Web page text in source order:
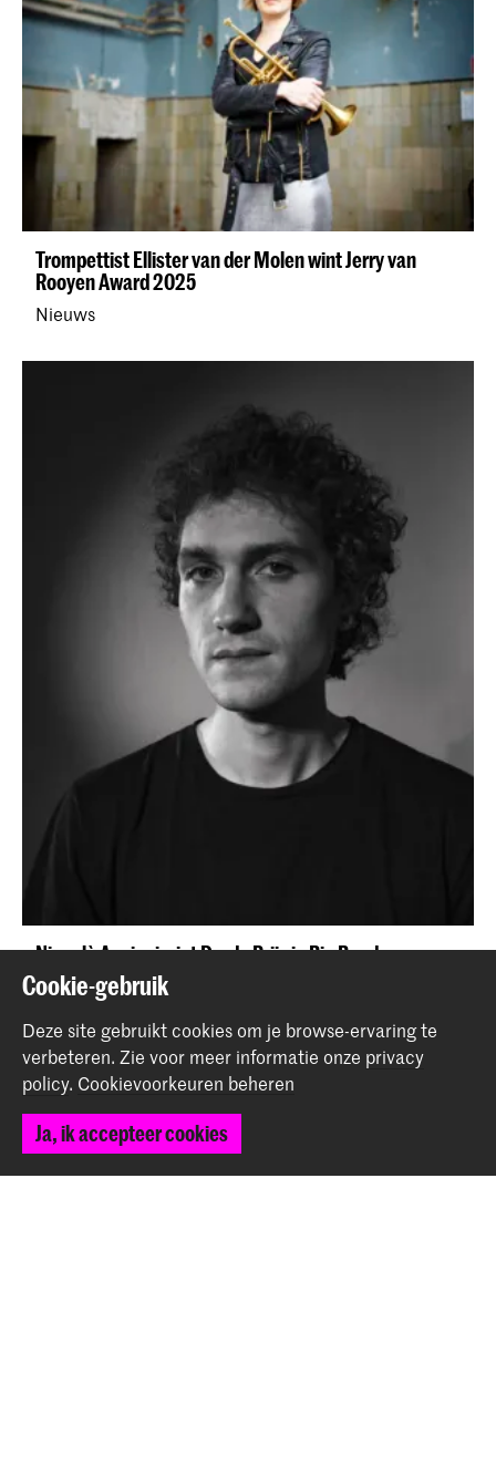
Trompettist Ellister van der Molen wint Jerry van
Rooyen Award 2025
Nieuws
Niccolò Angioni wint Derde Prijs in Big Band
Compositie Competitie
Contact
Cookie-gebruik
Deze site gebruikt cookies om je browse-ervaring te
verbeteren. Zie voor meer informatie onze privacy
policy. Cookievoorkeuren beheren
Ja, ik accepteer cookies